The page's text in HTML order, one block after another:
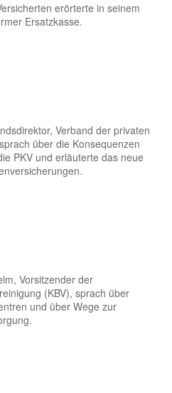
erörterte in seinem
Ersatzkasse.
Verband der privaten
über die Konsequenzen
PKV und erläuterte das neue
Vorsitzender der
(KBV), sprach über
und über Wege zur